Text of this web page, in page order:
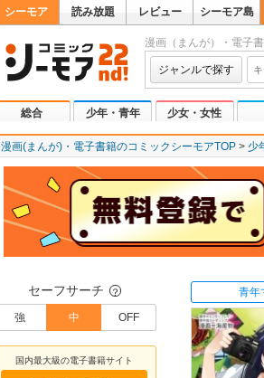
シーモア 読み放題 レビュー シーモア島
漫画（まんが）・電子
ジャンルで探す
総合 少年・青年 少女・女性
漫画(まんが)・電子書籍のコミックシーモアTOP 少
セーフサーチ ？
強 中 OFF
国内最大級の電子書籍サイト
青年